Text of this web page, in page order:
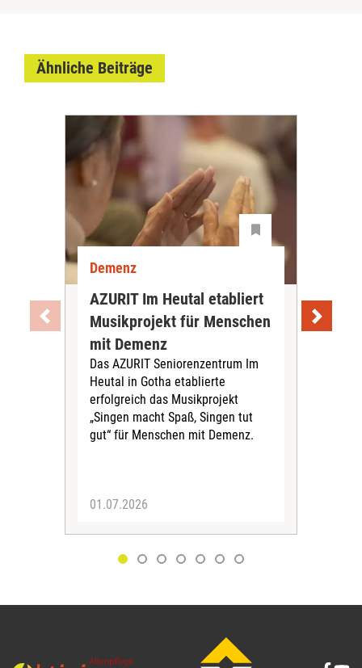
Ähnliche Beiträge
Demenz
AZURIT Im Heutal etabliert
Musikprojekt für Menschen
mit Demenz
Das AZURIT Seniorenzentrum Im
Heutal in Gotha etablierte
erfolgreich das Musikprojekt
„Singen macht Spaß, Singen tut
gut“ für Menschen mit Demenz.
01.07.2026